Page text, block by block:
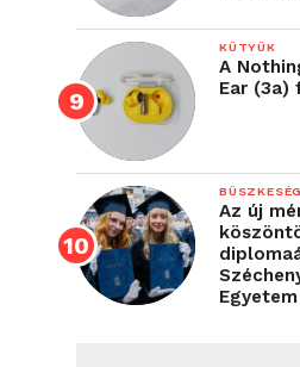
KÜTYÜK
A
Ear
BÜSZKESÉG
Az új
Egyetem